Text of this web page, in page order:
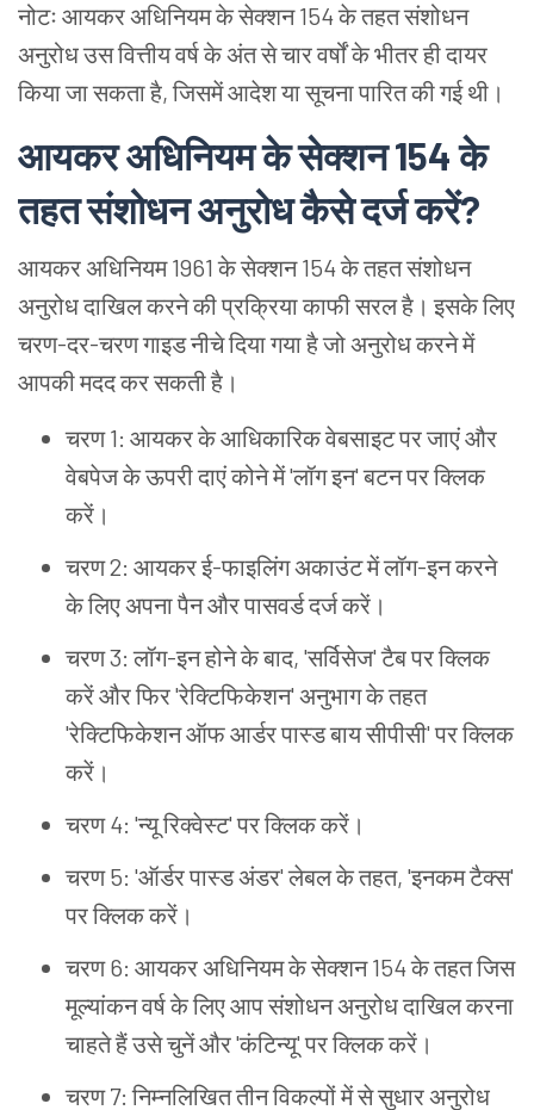
नोटः आयकरअधिनियमकेसेक्शन 154 केतहतसंशोधन
अनुरोधउसवित्तीयवर्षकेअंतसेचारवर्षोंकेभीतरहीदायर
कियाजासकताहै, जिसमेंआदेशयासूचनापारितकीगई थी।
आयकरअधिनियमकेसेक्शन 154 के
तहतसंशोधनअनुरोधकैसेदर्जकरें?
आयकरअधिनियम 1961 केसेक्शन 154 केतहतसंशोधन
अनुरोधदाखिलकरनेकीप्रक्रियाकाफीसरलहै। इसकेलिए
चरण-दर-चरणगाइडनीचेदियागयाहैजोअनुरोधकरनेमें
आपकीमददकरसकतीहै।
चरण 1: आयकरकेआधिकारिकवेबसाइटपरजाएंऔर
वेबपेजकेऊपरीदाएंकोनेमें 'लॉगइन' बटनपरक्लिक
करें।
चरण 2: आयकरई-फाइलिंगअकाउंटमेंलॉग-इनकरने
केलिएअपनापैनऔरपासवर्डदर्जकरें।
चरण 3: लॉग-इनहोनेकेबाद, 'सर्विसेज' टैबपरक्लिक
करेंऔरफिर 'रेक्टिफिकेशन' अनुभागकेतहत
'रेक्टिफिकेशनऑफआर्डरपास्डबायसीपीसी' परक्लिक
करें।
चरण 4: 'न्यूरिक्वेस्ट' परक्लिककरें।
चरण 5: 'ऑर्डरपास्डअंडर' लेबलकेतहत, 'इनकमटैक्स'
परक्लिककरें।
चरण 6: आयकरअधिनियमकेसेक्शन 154 केतहतजिस
मूल्यांकनवर्षकेलिएआपसंशोधनअनुरोधदाखिलकरना
चाहतेहैंउसेचुनेंऔर 'कंटिन्यू' परक्लिककरें।
चरण 7: निम्नलिखिततीनविकल्पोंमेंसेसुधारअनुरोध